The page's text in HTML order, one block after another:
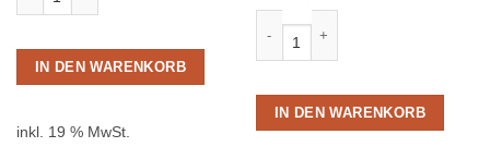
IN DEN WARENKORB
inkl. 19 % MwSt.
IN DEN WARENKORB